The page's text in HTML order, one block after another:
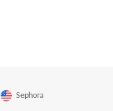
Sephora